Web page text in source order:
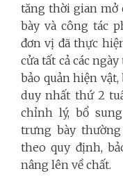
tăng thời gian mở
bày và công tác
đơn vị đã thực
cửa tất cả các
bảo quản hiện
duy nhất thứ 2
chỉnh lý, bổ
trưng bày
theo quy định,
nâng lên về chất.